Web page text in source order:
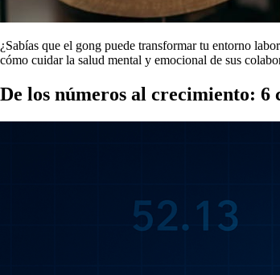
¿Sabías que el gong puede transformar tu entorno
cómo cuidar la salud mental y emocional de sus
De los números al crecimiento: 6